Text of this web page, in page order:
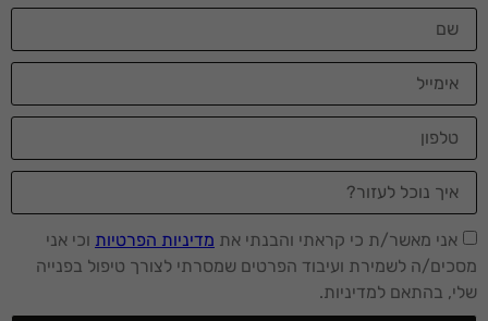
אני מאשר/ת כי קראתי והבנתי את מדיניות הפרטיות וכי אני
מסכים/ה לשמירת ועיבוד הפרטים שמסרתי לצורך טיפול בפנייה
שלי, בהתאם למדיניות.